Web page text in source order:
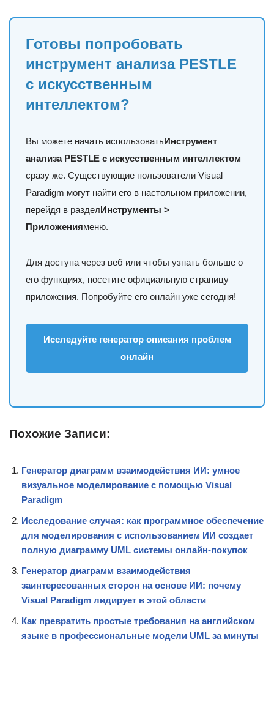
Готовы попробовать
инструмент анализа PESTLE
с искусственным
интеллектом?
Вы можете начать использоватьИнструмент
анализа PESTLE с искусственным интеллектом
сразу же. Существующие пользователи Visual
Paradigm могут найти его в настольном приложении,
перейдя в разделИнструменты >
Приложенияменю.
Для доступа через веб или чтобы узнать больше о
его функциях, посетите официальную страницу
приложения. Попробуйте его онлайн уже сегодня!
Исследуйте генератор описания проблем
онлайн
Похожие Записи:
Генератор диаграмм взаимодействия ИИ: умное
визуальное моделирование с помощью Visual
Paradigm
Исследование случая: как программное обеспечение
для моделирования с использованием ИИ создает
полную диаграмму UML системы онлайн-покупок
Генератор диаграмм взаимодействия
заинтересованных сторон на основе ИИ: почему
Visual Paradigm лидирует в этой области
Как превратить простые требования на английском
языке в профессиональные модели UML за минуты